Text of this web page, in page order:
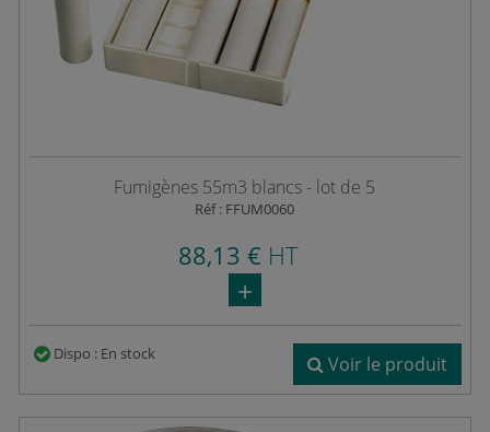
Fumigènes 55m3 blancs - lot de 5
Réf : FFUM0060
88,13 €HT
Dispo : En stock Voir le produit